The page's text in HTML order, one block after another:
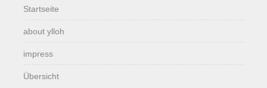
Startseite
about ylloh
impress
Übersicht